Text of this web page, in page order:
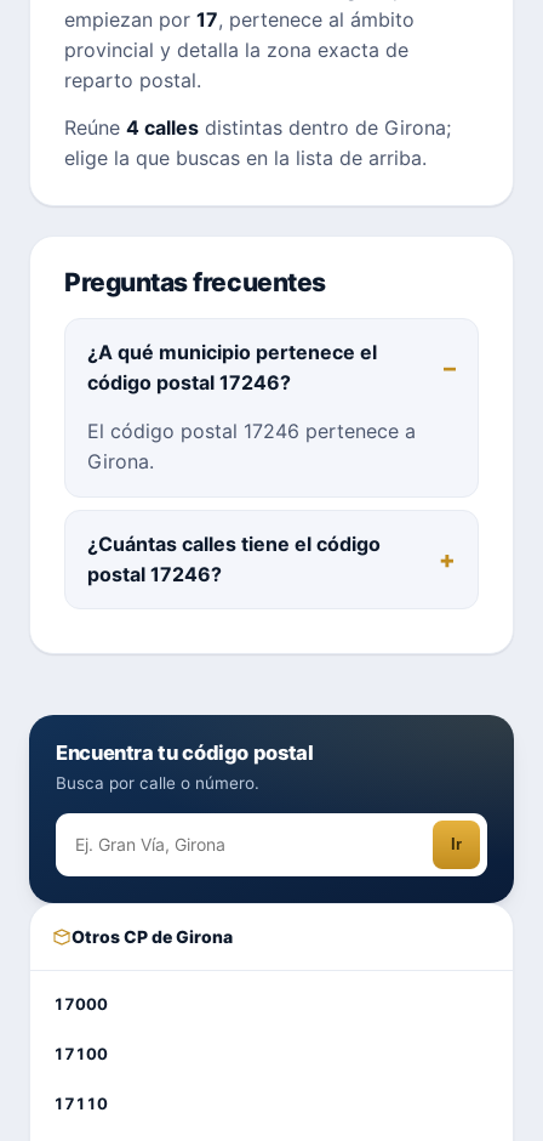
empiezan por 17, pertenece al ámbito
provincial y detalla la zona exacta de
reparto postal.
Reúne 4 calles distintas dentro de Girona;
elige la que buscas en la lista de arriba.
Preguntas frecuentes
¿A qué municipio pertenece el
código postal 17246?
El código postal 17246 pertenece a
Girona.
¿Cuántas calles tiene el código
postal 17246?
Encuentra tu código postal
Busca por calle o número.
Ir
Otros CP de Girona
17000
17100
17110